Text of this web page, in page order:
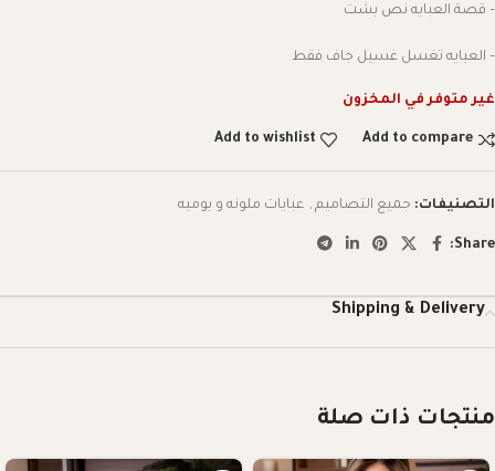
– قصة العبايه نص بشت
– العبايه تغسل غسيل جاف فقط
غير متوفر في المخزون
Add to compare
Add to wishlist
التصنيفات: جميع التصاميم , عبايات ملونه و يوميه
Share:
Shipping & Delivery
منتجات ذات صلة